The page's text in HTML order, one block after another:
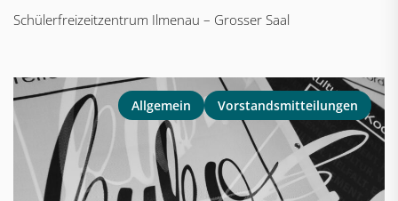
Schülerfreizeitzentrum Ilmenau – Grosser Saal
Allgemein Vorstandsmitteilungen